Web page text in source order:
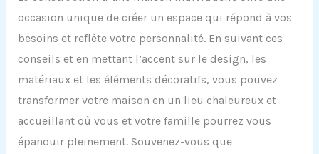
occasion unique de créer un espace qui répond à vos
besoins et reflète votre personnalité. En suivant ces
conseils et en mettant l’accent sur le design, les
matériaux et les éléments décoratifs, vous pouvez
transformer votre maison en un lieu chaleureux et
accueillant où vous et votre famille pourrez vous
épanouir pleinement. Souvenez-vous que